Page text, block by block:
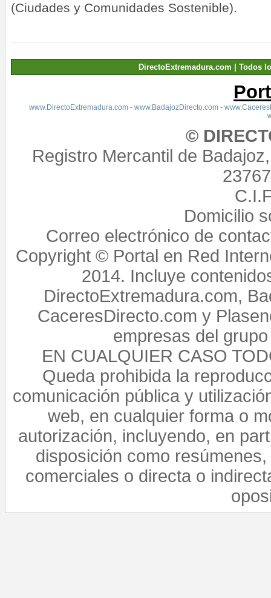
(Ciudades y Comunidades Sostenible).
DirectoExtremadura.com | Todos
www.DirectoExtremadura.com- www.BadajozDirecto.com-
©
Registro Mercantil de
Domicilio
Correo electrónico de
Copyright © Portal en Red
2014. Incluye
DirectoExtremadura.com,
CaceresDirecto.com y
empresas del
EN CUALQUIER CASO
Queda prohibida la
comunicación pública y
web, en cualquier forma o
autorización, incluyendo, en
disposición como
comerciales o directa o